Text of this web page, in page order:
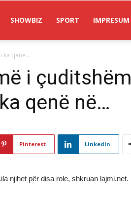
SHOWBIZ SPORT IMPRESUM
ka qenë...
i çuditshëm
qenë në…
Pinterest Linkedin
njihet për disa role, shkruan lajmi.net.